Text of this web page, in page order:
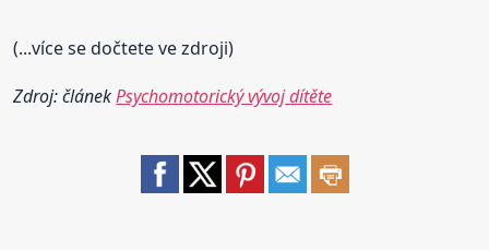
(...více se dočtete ve zdroji)
Zdroj: článekPsychomotorický vývoj dítěte